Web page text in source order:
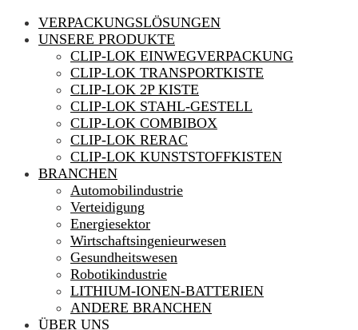
VERPACKUNGSLÖSUNGEN
UNSERE PRODUKTE
CLIP-LOK EINWEGVERPACKUNG
CLIP-LOK TRANSPORTKISTE
CLIP-LOK 2P KISTE
CLIP-LOK STAHL-GESTELL
CLIP-LOK COMBIBOX
CLIP-LOK RERAC
CLIP-LOK KUNSTSTOFFKISTEN
BRANCHEN
Automobilindustrie
Verteidigung
Energiesektor
Wirtschaftsingenieurwesen
Gesundheitswesen
Robotikindustrie
LITHIUM-IONEN-BATTERIEN
ANDERE BRANCHEN
ÜBER UNS